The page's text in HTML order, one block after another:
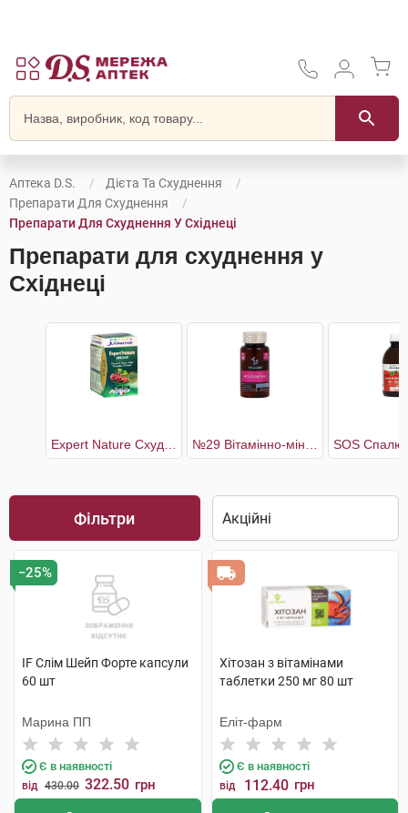
Аптека D.S.
Дієта Та Схуднення
Препарати Для Схуднення
Препарати Для Схуднення У Східнеці
Препарати для схуднення у
Східнеці
Фільтри
−25%
IF Слім Шейп Форте капсули
60 шт
Марина ПП
Є в наявності
від 430.00 322.50 грн
Хітозан з вітамінами
таблетки 250 мг 80 шт
Еліт-фарм
Є в наявності
від 112.40 грн